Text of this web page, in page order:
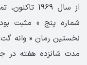
از سال
شماره پنج » مثبت
نخستین رمان « وانه
مدت شانزده هفته در